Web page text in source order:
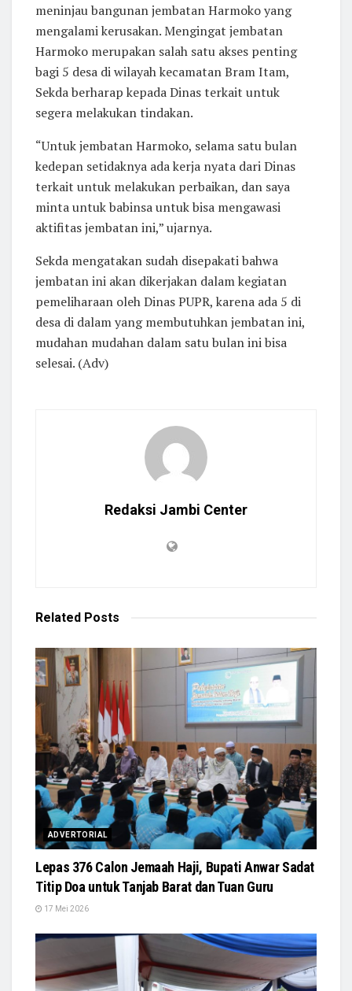
meninjau bangunan jembatan Harmoko yang
mengalami kerusakan. Mengingat jembatan
Harmoko merupakan salah satu akses penting
bagi 5 desa di wilayah kecamatan Bram Itam,
Sekda berharap kepada Dinas terkait untuk
segera melakukan tindakan.
“Untuk jembatan Harmoko, selama satu bulan
kedepan setidaknya ada kerja nyata dari Dinas
terkait untuk melakukan perbaikan, dan saya
minta untuk babinsa untuk bisa mengawasi
aktifitas jembatan ini,” ujarnya.
Sekda mengatakan sudah disepakati bahwa
jembatan ini akan dikerjakan dalam kegiatan
pemeliharaan oleh Dinas PUPR, karena ada 5 di
desa di dalam yang membutuhkan jembatan ini,
mudahan mudahan dalam satu bulan ini bisa
selesai. (Adv)
Redaksi Jambi Center
Related Posts
ADVERTORIAL
Lepas 376 Calon Jemaah Haji, Bupati Anwar Sadat
Titip Doa untuk Tanjab Barat dan Tuan Guru
17 Mei 2026